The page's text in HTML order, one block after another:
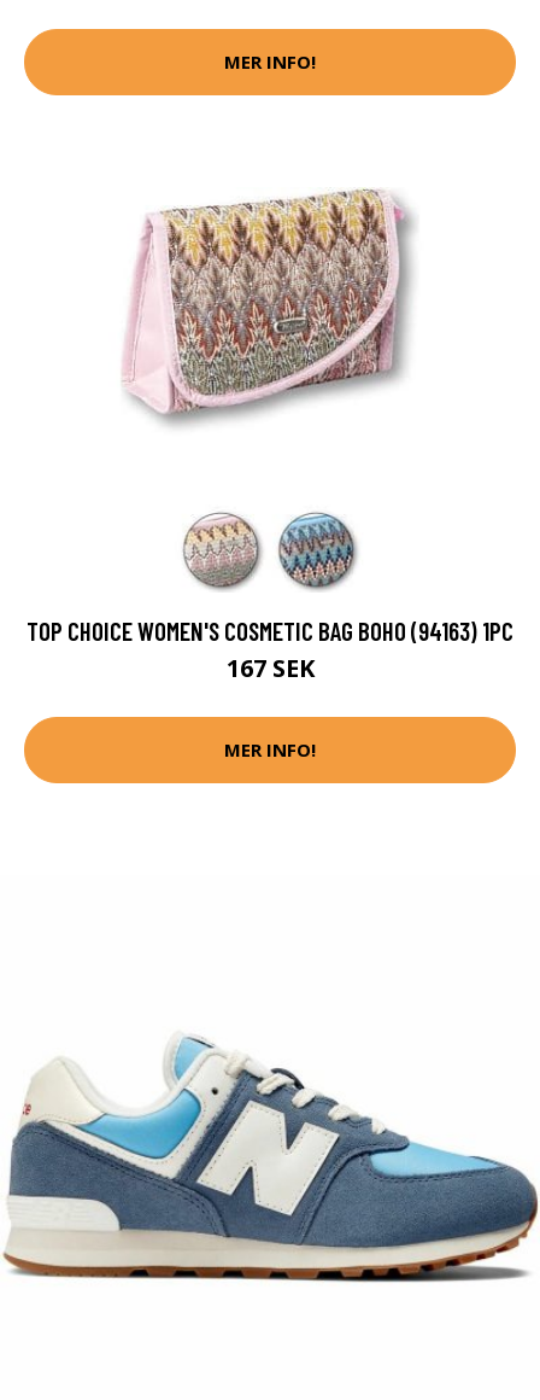
MER INFO!
TOP CHOICE WOMEN'S COSMETIC BAG BOHO (94163) 1PC
167 SEK
MER INFO!